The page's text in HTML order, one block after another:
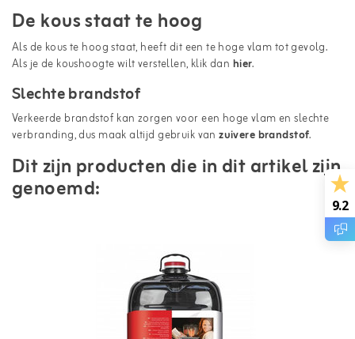
De kous staat te hoog
Als de kous te hoog staat, heeft dit een te hoge vlam tot gevolg.
Als je de koushoogte wilt verstellen, klik dan hier.
Slechte brandstof
Verkeerde brandstof kan zorgen voor een hoge vlam en slechte
verbranding, dus maak altijd gebruik vanzuivere brandstof.
Dit zijn producten die in dit artikel zijn
genoemd:
9.2